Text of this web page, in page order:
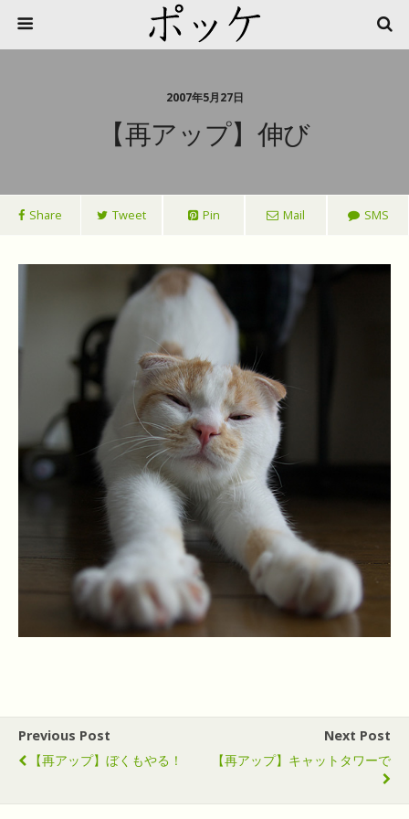
2007年5月27日
【再アップ】伸び
Share Tweet Pin Mail SMS
Previous Post
【再アップ】ぼくもやる！
Next Post
【再アップ】キャットタワーで